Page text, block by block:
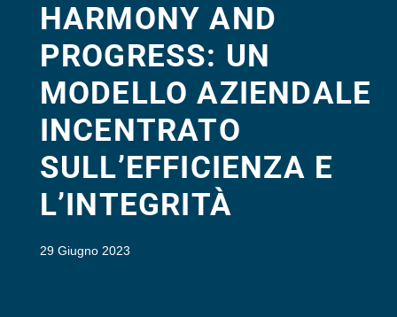
HARMONY AND
PROGRESS: UN
MODELLO AZIENDALE
INCENTRATO
SULL’EFFICIENZA E
L’INTEGRITÀ
29 Giugno 2023